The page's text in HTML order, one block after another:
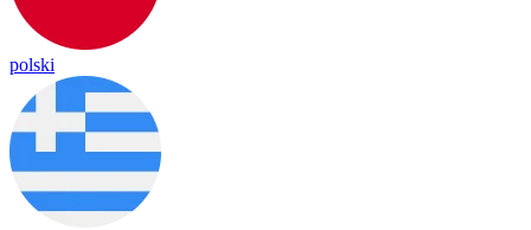
polski